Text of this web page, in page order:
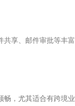
共享、邮件审批等丰富
畅，尤其适合有跨境业